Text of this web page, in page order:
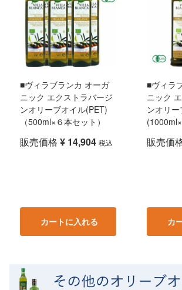
■ヴィラブランカ オーガ
ニック エクストラバージ
ンオリーブオイル(PET)
（500ml×６本セット）
販売価格 ¥ 14,904 税込
カートに入れる
■ヴィラ
ニック
ンオリ
販売価
カ